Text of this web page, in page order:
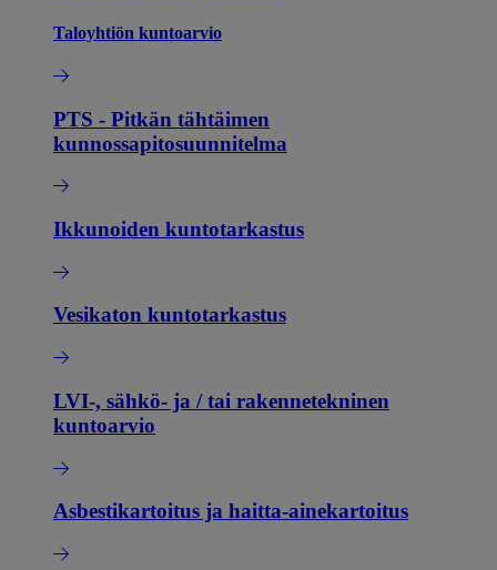
Taloyhtiön kuntoarvio
PTS - Pitkän tähtäimen
kunnossapitosuunnitelma
Ikkunoiden kuntotarkastus
Vesikaton kuntotarkastus
LVI-, sähkö- ja / tai rakennetekninen
kuntoarvio
Asbestikartoitus ja haitta-ainekartoitus